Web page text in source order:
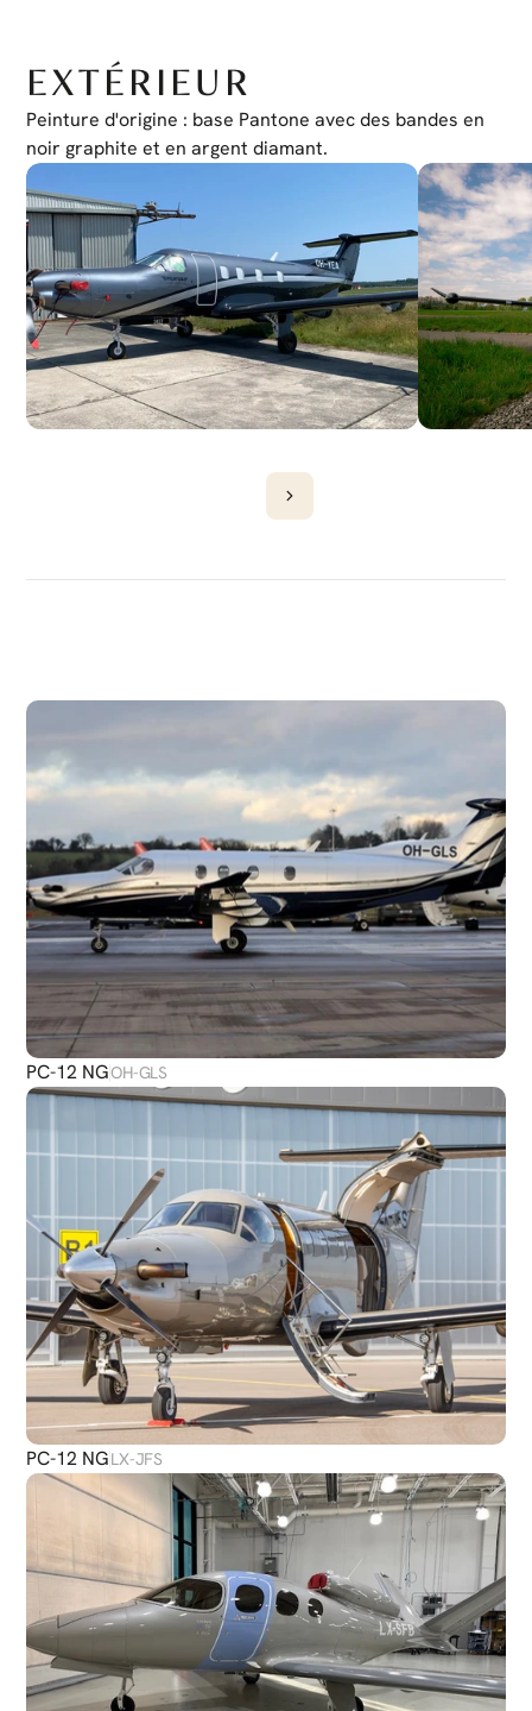
EXTÉRIEUR
Peinture d'origine : base Pantone avec des bandes en
noir graphite et en argent diamant.
PLUS D'AVIONS
PC-12 NGOH-GLS
PC-12 NGLX-JFS